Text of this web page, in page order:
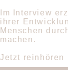
Im Interview
ihrer
Menschen
machen.
Jetzt reinhören